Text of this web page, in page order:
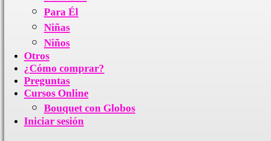
Para Él
Niñas
Niños
Otros
¿Cómo comprar?
Preguntas
Cursos Online
Bouquet con Globos
Iniciar sesión